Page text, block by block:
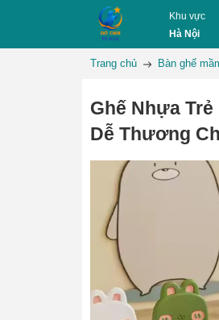
Khu vực
Hà Nội
Trang chủ Bàn ghế
Ghế Nhựa
Dễ Thương